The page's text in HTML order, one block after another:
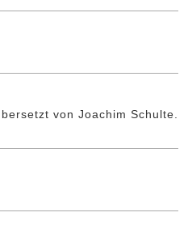
von Joachim Schulte.